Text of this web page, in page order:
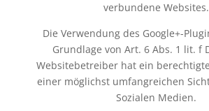
verbundene Websites.
Die Verwendung des Google+-
Grundlage von Art. 6 Abs. 1 lit. f
Websitebetreiber hat ein
einer möglichst umfangreichen
Sozialen Medien.